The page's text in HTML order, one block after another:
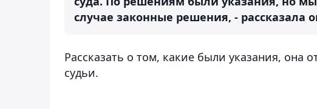
случае законные решения, - рассказала
Рассказать о том, какие были указания, она
судьи.